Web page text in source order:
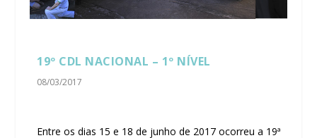
19º CDL NACIONAL – 1º NÍVEL
08/03/2017
Entre os dias 15 e 18 de junho de 2017 ocorreu a 19ª